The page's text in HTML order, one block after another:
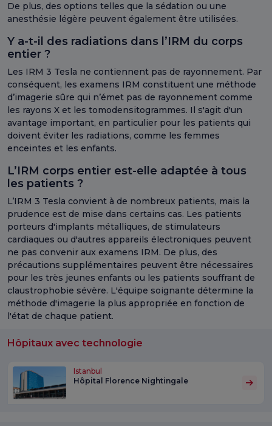
De plus, des options telles que la sédation ou une
anesthésie légère peuvent également être utilisées.
Y a-t-il des radiations dans l’IRM du corps
entier ?
Les IRM 3 Tesla ne contiennent pas de rayonnement. Par
conséquent, les examens IRM constituent une méthode
d’imagerie sûre qui n’émet pas de rayonnement comme
les rayons X et les tomodensitogrammes. Il s'agit d'un
avantage important, en particulier pour les patients qui
doivent éviter les radiations, comme les femmes
enceintes et les enfants.
L’IRM corps entier est-elle adaptée à tous
les patients ?
L’IRM 3 Tesla convient à de nombreux patients, mais la
prudence est de mise dans certains cas. Les patients
porteurs d'implants métalliques, de stimulateurs
cardiaques ou d'autres appareils électroniques peuvent
ne pas convenir aux examens IRM. De plus, des
précautions supplémentaires peuvent être nécessaires
pour les très jeunes enfants ou les patients souffrant de
claustrophobie sévère. L'équipe soignante détermine la
méthode d'imagerie la plus appropriée en fonction de
l'état de chaque patient.
Hôpitaux avec technologie
Istanbul
Hôpital Florence Nightingale